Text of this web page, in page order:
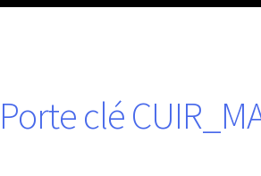
Porte clé